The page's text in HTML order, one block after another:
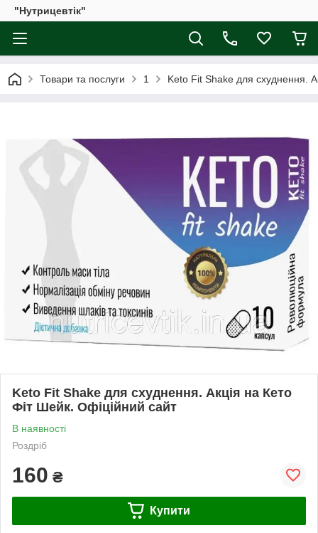
"Нутрицевтік"
Товари та послуги 1 Keto Fit Shake для схуднення.
Keto Fit Shake для схуднення. Акція на Кето
Фіт Шейк. Офіційний сайт
В наявності
Роздріб
160 ₴
Купити